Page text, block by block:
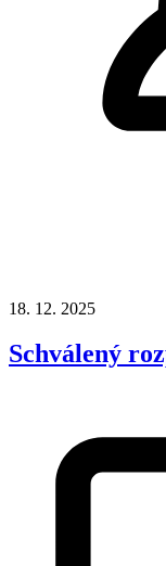
18. 12. 2025
Schválený